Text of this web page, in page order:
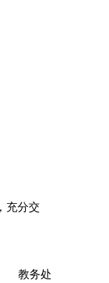
充分交
教务处